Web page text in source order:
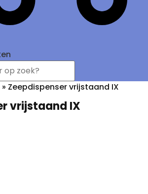
» Zeepdispenser vrijstaand IX
vrijstaand IX